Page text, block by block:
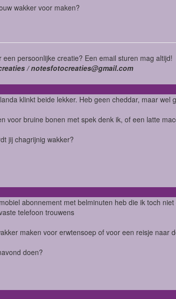
wakker voor maken?
een persoonlijke creatie? Een email sturen mag altijd!
/ notesfotocreaties@gmail.com
klinkt beide lekker. Heb geen cheddar, maar wel
voor bruine bonen met spek denk ik, of een latte
jij chagrijnig wakker?
abonnement met belminuten heb die ik toch
telefoon trouwens
maken voor erwtensoep of voor een reisje
doen?